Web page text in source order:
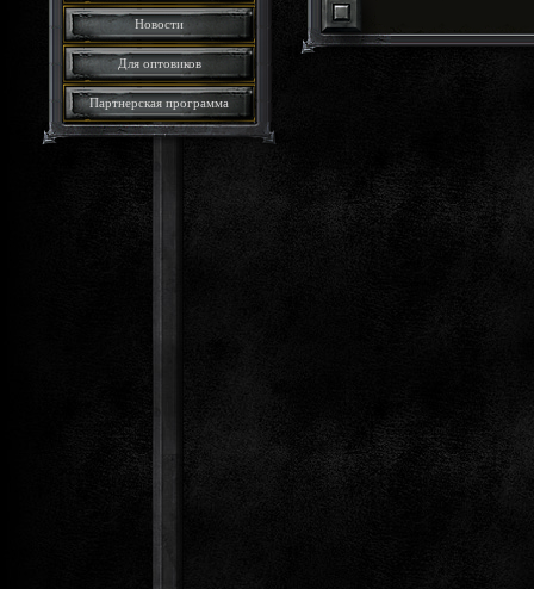
Новости
Для оптовиков
Партнерская программа